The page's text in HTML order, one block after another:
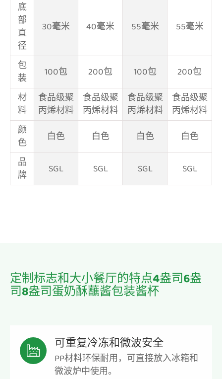
底
部
直
径
30毫米 40毫米 55毫米 55毫米
包
装
100包 200包 100包
200包
材
料
食品级聚
丙烯材料
食品级聚
丙烯材料
食品级聚
丙烯材料
食品级聚
丙烯材料
颜
色
白色 白色 白色
白色
品
牌
SGL SGL SGL SGL
定制标志和大小餐厅的特点4盎司6盎
司8盎司蛋奶酥蘸酱包装酱杯
 可重复冷冻和微波安全
PP材料环保耐用，可直接放入冰箱和
微波炉中使用。